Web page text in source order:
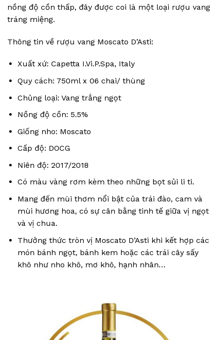
nồng độ cồn thấp, đây được coi là một loại rượu vang
tráng miệng.
Thông tin về rượu vang Moscato D’Asti:
Xuất xứ: Capetta I.Vi.P.Spa, Italy
Quy cách: 750ml x 06 chai/ thùng
Chủng loại: Vang trắng ngọt
Nồng độ cồn: 5.5%
Giống nho: Moscato
Cấp độ: DOCG
Niên độ: 2017/2018
Có màu vàng rơm kèm theo những bọt sủi li ti.
Mang đến mùi thơm nổi bật của trái đào, cam và
mùi hương hoa, có sự cân bằng tinh tế giữa vị ngọt
và vị chua.
Thưởng thức tròn vị Moscato D’Asti khi kết hợp các
món bánh ngọt, bánh kem hoặc các trái cây sấy
khô như nho khô, mơ khô, hạnh nhân…